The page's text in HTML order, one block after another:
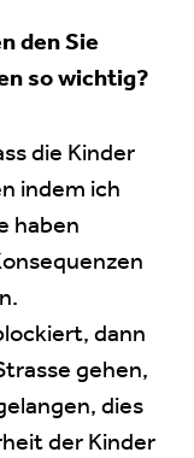
den Sie
so wichtig?
die Kinder
indem ich
haben
dann
gehen,
dies
der Kinder